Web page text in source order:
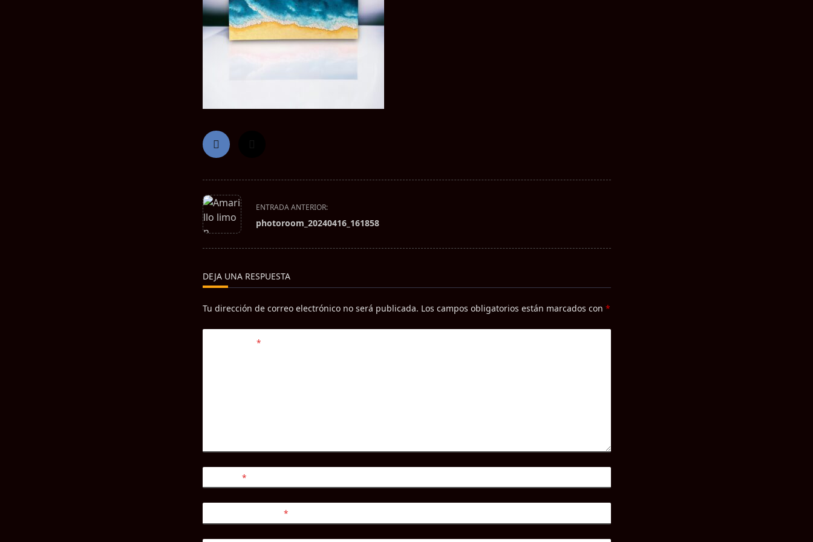
<span
class="nav-
subtitle
screen-
text">Página</span>
ENTRADA ANTERIOR:
photoroom_20240416_161858
DEJA UNA RESPUESTA
Tu dirección de correo electrónico no será publicada. Los campos obligatorios están marcados con *
*
*
*